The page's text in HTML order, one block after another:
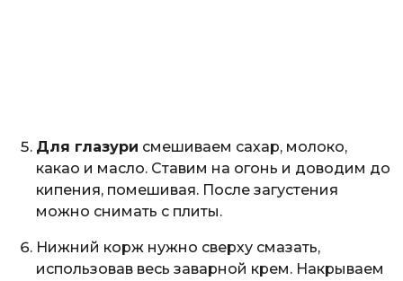
Для глазури смешиваем сахар, молоко,
какао и масло. Ставим на огонь и доводим до
кипения, помешивая. После загустения
можно снимать с плиты.
Нижний корж нужно сверху смазать,
использовав весь заварной крем. Накрываем